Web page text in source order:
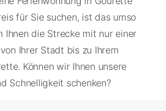
für Sie suchen, ist das umso
Ihnen die Strecke mit nur einer
Ihrer Stadt bis zu Ihrem
Können wir Ihnen unsere
Schnelligkeit schenken?